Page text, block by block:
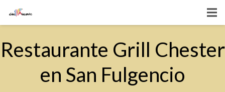
Restaurante Grill Chester
en San Fulgencio